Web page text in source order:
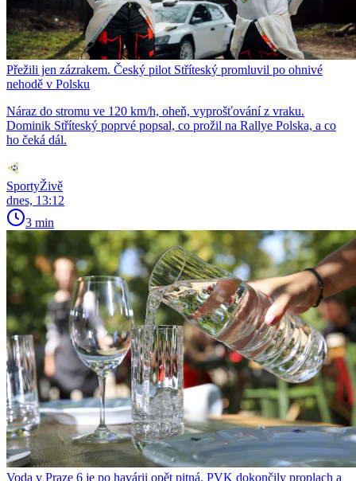
Přežili jen zázrakem. Český pilot Stříteský promluvil po ohnivé
nehodě v Polsku
Náraz do stromu ve 120 km/h, oheň, vyprošťování z vraku.
Dominik Stříteský poprvé popsal, co prožil na Rallye Polska, a co
ho čeká dál.
SportyŽivě
dnes, 13:12
3 min
Voda v Praze 6 je po havárii opět pitná. PVK dokončily proplach a